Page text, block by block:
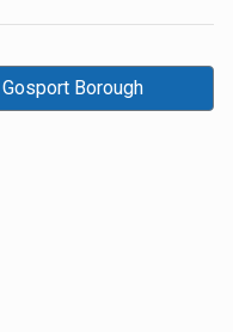
Borough